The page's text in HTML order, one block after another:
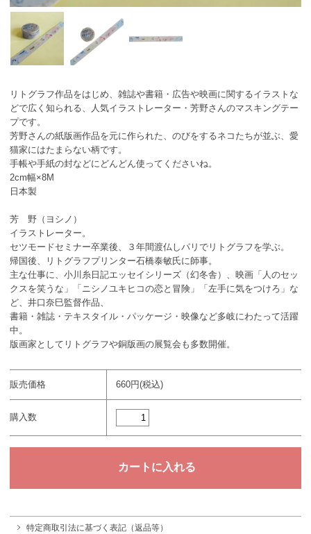
リトグラフ作品をはじめ、雑誌や書籍・広告や映画に関するイラストな
どで広く知られる、人気イラストレーター・芳野さんのマスキングテー
プです。
芳野さんの紙版画作品を元に作られた、のびをするネコたちが並ぶ、愛
猫家にはたまらない柄です。
手帳や手紙の封などにどんどん使ってくださいね。
2cm幅×8M
日本製
芳 野（ヨシノ）
イラストレーター。
セツモードセミナー卒業後、３年間渡仏しパリでリトグラフを学ぶ。
帰国後、リトグラフプリンター石橋泰敏氏に師事。
主な仕事に、小川糸日記エッセイシリーズ（幻冬舎）、映画「人のセッ
クスを笑うな」「ニシノユキヒコの恋と冒険」「左手に気をつけろ」な
ど、井口奈巳監督作品、
書籍・雑誌・テキスタイル・パッケージ・映像など多岐にわたって活躍
中。
版画家としてリトグラフや銅版画の展覧会も多数開催。
販売価格 660円(税込)
購入数
特定商取引法に基づく表記（返品等）